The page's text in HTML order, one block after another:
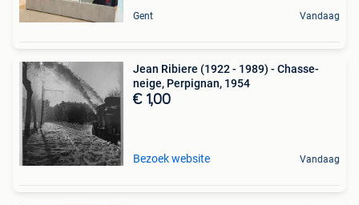
Gent Vandaag
Jean Ribiere (1922 - 1989) - Chasse-
neige, Perpignan, 1954
€ 1,00
Bezoek website Vandaag